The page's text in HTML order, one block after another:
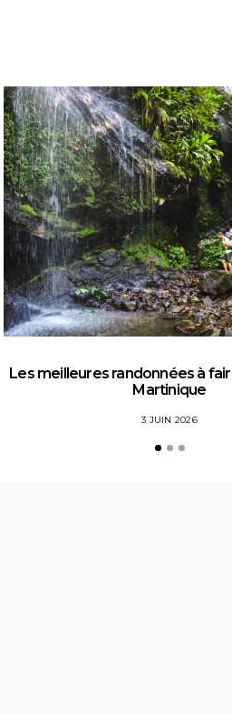
Les meilleures randonnées à
Martinique
3 JUIN 2026